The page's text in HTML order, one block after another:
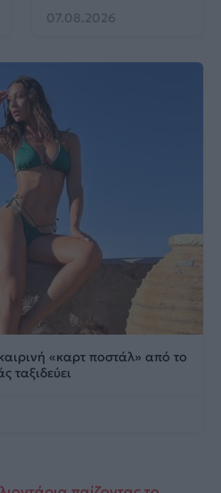
07.08.2026
«καρτ ποστάλ» από το
ταξιδεύει